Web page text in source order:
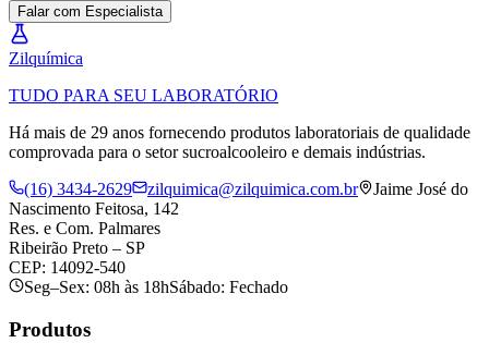
Falar com Especialista
Zilquímica
TUDO PARA SEU LABORATÓRIO
Há mais de 29 anos fornecendo produtos laboratoriais de qualidade
comprovada para o setor sucroalcooleiro e demais indústrias.
(16) 3434-2629
zilquimica@zilquimica.com.br
Jaime José do
Nascimento Feitosa, 142
Res. e Com. Palmares
Ribeirão Preto – SP
CEP: 14092-540
Seg–Sex: 08h às 18hSábado: Fechado
Produtos